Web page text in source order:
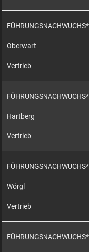
FÜHRUNGSNACHWUCHS*
Oberwart
Vertrieb
FÜHRUNGSNACHWUCHS*
Hartberg
Vertrieb
FÜHRUNGSNACHWUCHS*
Wörgl
Vertrieb
FÜHRUNGSNACHWUCHS*